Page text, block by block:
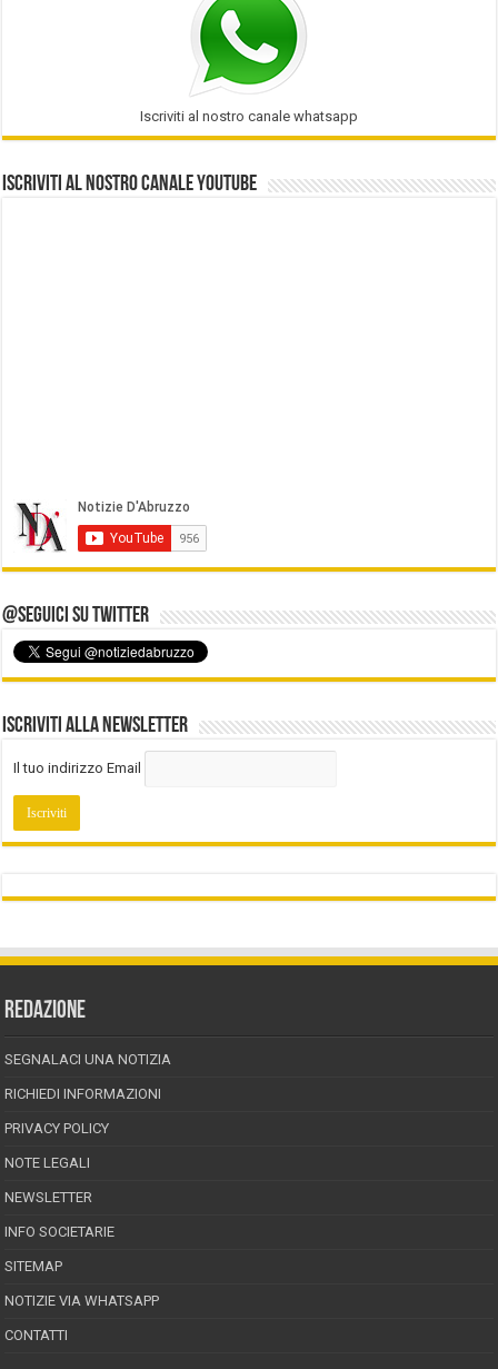
Iscriviti al nostro canale whatsapp
Iscriviti al nostro Canale Youtube
@Seguici su Twitter
Iscriviti alla Newsletter
Il tuo indirizzo Email
REDAZIONE
SEGNALACI UNA NOTIZIA
RICHIEDI INFORMAZIONI
PRIVACY POLICY
NOTE LEGALI
NEWSLETTER
INFO SOCIETARIE
SITEMAP
NOTIZIE VIA WHATSAPP
CONTATTI